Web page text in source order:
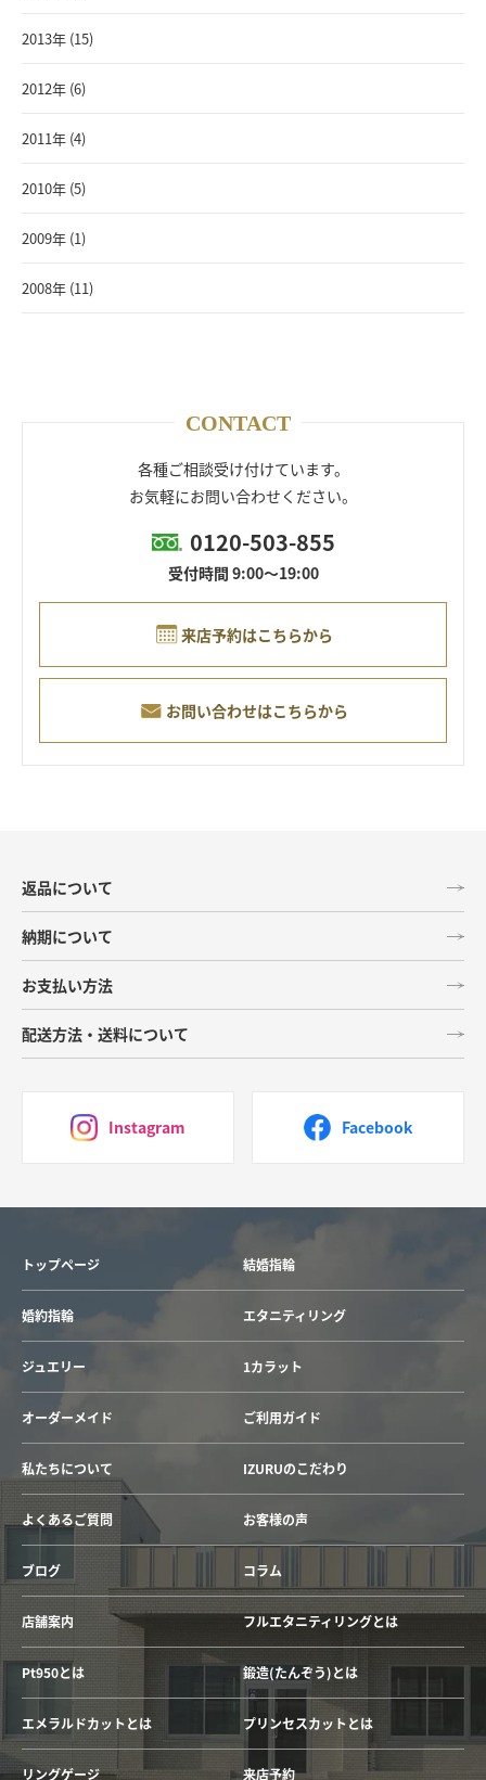
2013年 (15)
2012年 (6)
2011年 (4)
2010年 (5)
2009年 (1)
2008年 (11)
CONTACT
各種ご相談受け付けています。
お気軽にお問い合わせください。
0120-503-855
受付時間 9:00～19:00
来店予約はこちらから
お問い合わせはこちらから
返品について
納期について
お支払い方法
配送方法・送料について
Instagram Facebook
トップページ 結婚指輪
婚約指輪 エタニティリング
ジュエリー 1カラット
オーダーメイド ご利用ガイド
私たちについて IZURUのこだわり
よくあるご質問 お客様の声
ブログ コラム
店舗案内 フルエタニティリングとは
Pt950とは 鍛造(たんぞう)とは
エメラルドカットとは プリンセスカットとは
リングゲージ 来店予約